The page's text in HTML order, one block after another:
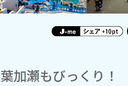
葉加瀬もびっくり！